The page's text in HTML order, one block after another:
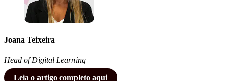
Joana Teixeira
Head of Digital Learning
Leia o artigo completo aqui